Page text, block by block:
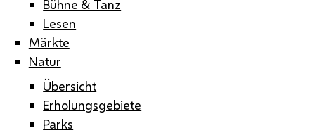
Bühne & Tanz
Lesen
Märkte
Natur
Übersicht
Erholungsgebiete
Parks